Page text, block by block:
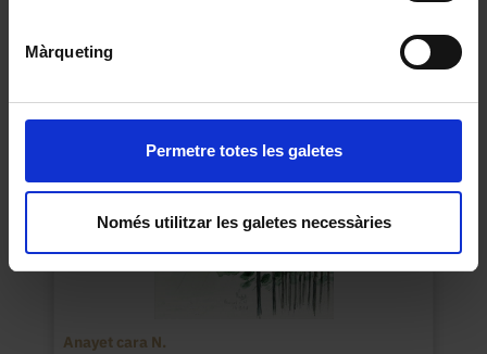
Màrqueting
Permetre totes les galetes
Només utilitzar les galetes necessàries
Anayet cara N.